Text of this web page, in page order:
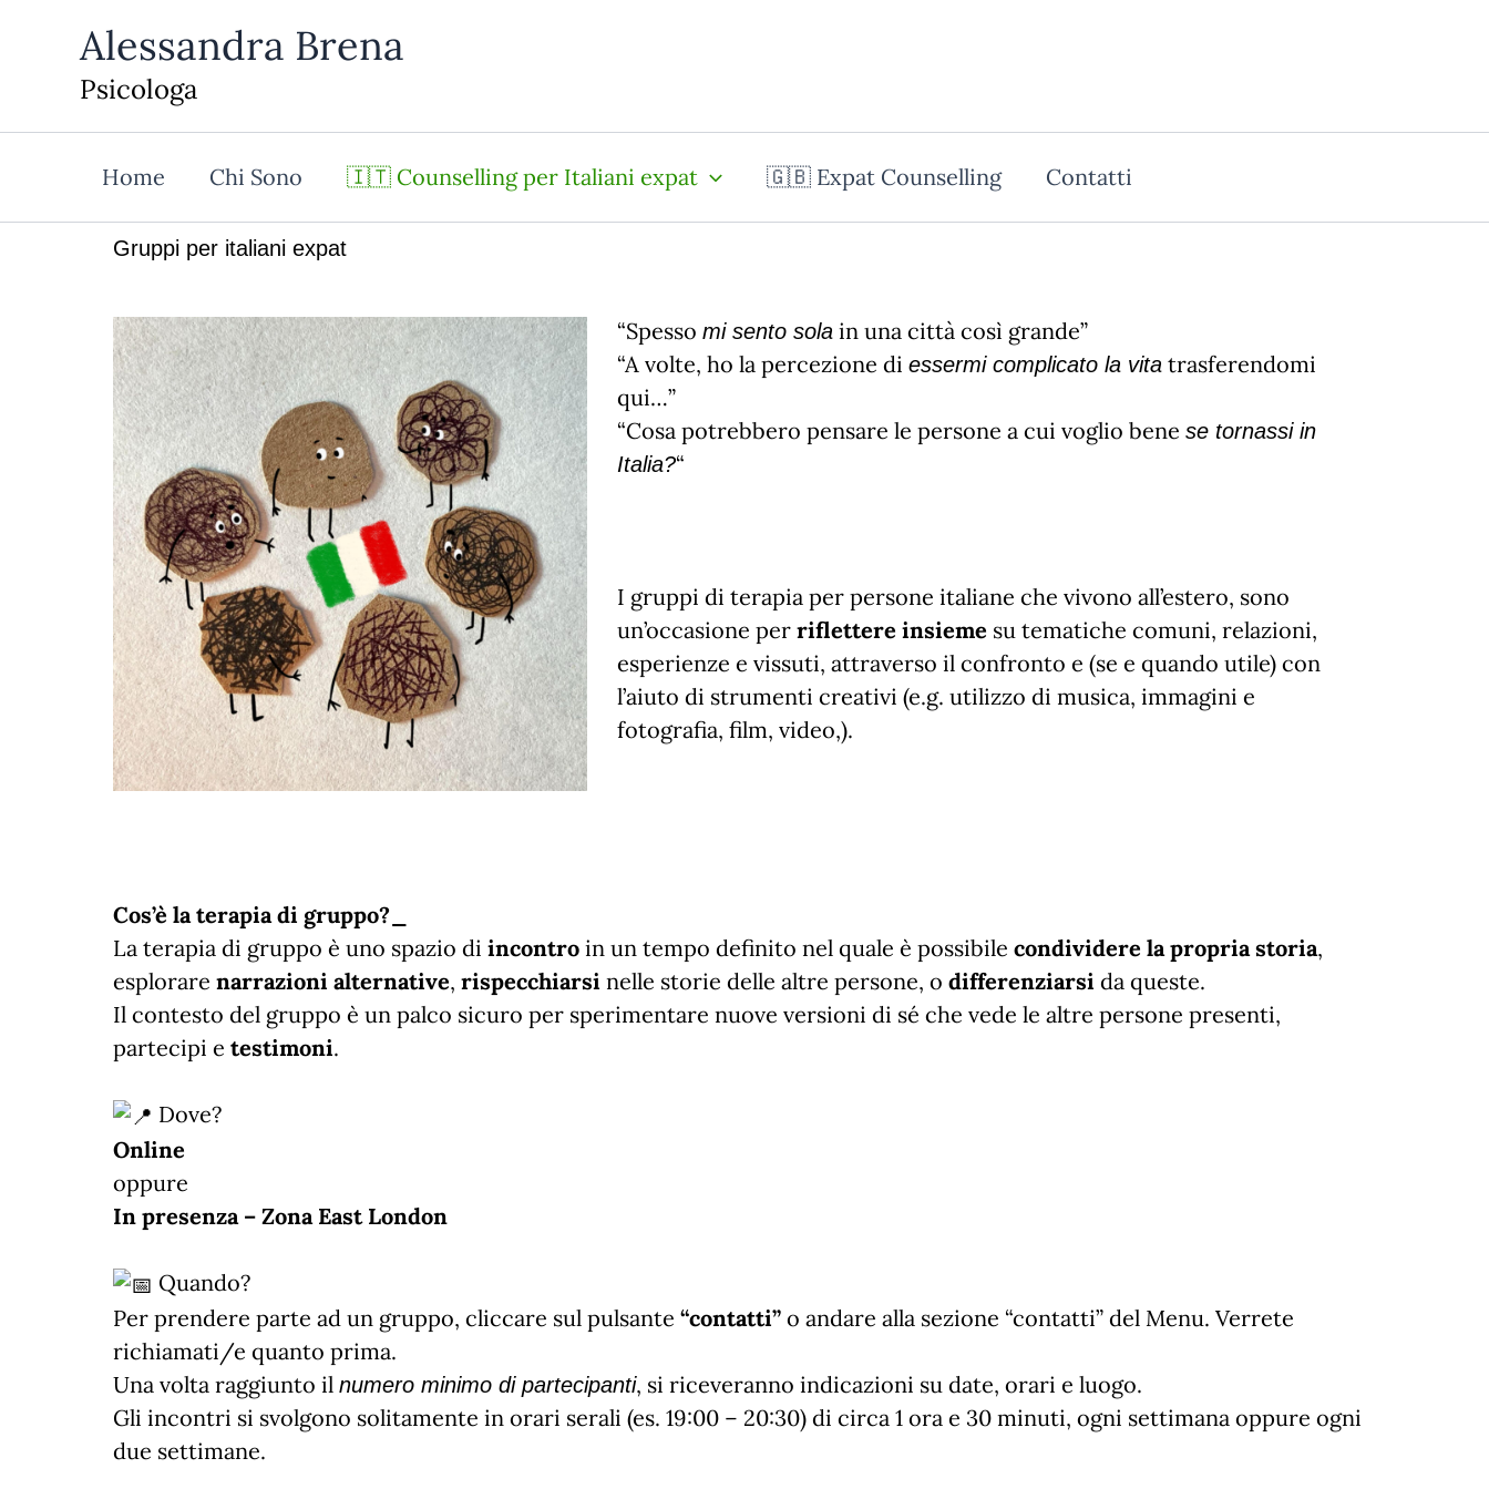
contenuto
Alessandra Brena
Psicologa
Home Chi Sono 🇮🇹 Counselling per Italiani expat 🇬🇧 Expat Counselling Contatti
Gruppi per italiani expat
“Spessomi sento sola in una città così grande”
“A volte, ho la percezione diessermi complicato la vita trasferendomi
qui…”
“Cosa potrebbero pensare le persone a cui voglio benese tornassi in
Italia?“
I gruppi di terapia per persone italiane che vivono all’estero, sono
un’occasione perriflettere insieme su tematiche comuni, relazioni,
esperienze e vissuti, attraverso il confronto e (se e quando utile) con
l’aiuto di strumenti creativi (e.g. utilizzo di musica, immagini e
fotografia, film, video,).
Cos’è la terapia di gruppo?_
La terapia di gruppo è uno spazio di incontro in un tempo definito nel quale è possibile condividere la propria storia,
esplorare narrazioni alternative, rispecchiarsi nelle storie delle altre persone, o differenziarsi da queste.
Il contesto del gruppo è un palco sicuro per sperimentare nuove versioni di sé che vede le altre persone presenti,
partecipi e testimoni.
Dove?
Online
oppure
In presenza – Zona East London
Quando?
Per prendere parte ad un gruppo, cliccare sul pulsante “contatti” o andare alla sezione “contatti” del Menu. Verrete
richiamati/e quanto prima.
Una volta raggiunto il numero minimo di partecipanti, si riceveranno indicazioni su date, orari e luogo.
Gli incontri si svolgono solitamente in orari serali (es. 19:00 – 20:30) di circa 1 ora e 30 minuti, ogni settimana oppure ogni
due settimane.